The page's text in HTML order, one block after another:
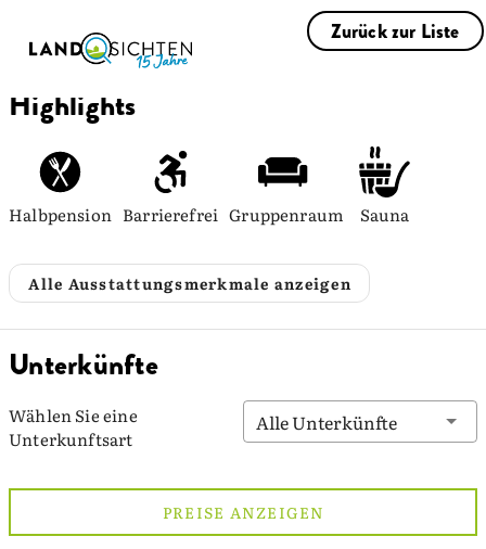
Zurück zur Liste
Highlights
Halbpension Barrierefrei Gruppenraum Sauna
Alle Ausstattungsmerkmale anzeigen
Unterkünfte
Wählen Sie eine
Unterkunftsart
Alle Unterkünfte
PREISE ANZEIGEN